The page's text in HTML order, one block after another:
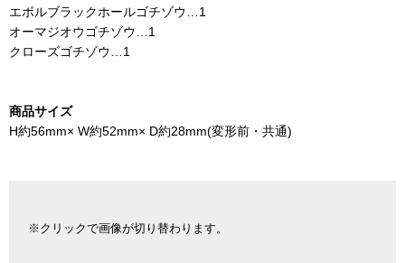
エボルブラックホールゴチゾウ…1
オーマジオウゴチゾウ…1
クローズゴチゾウ…1
商品サイズ
H約56mm× W約52mm× D約28mm(変形前・共通)
※クリックで画像が切り替わります。